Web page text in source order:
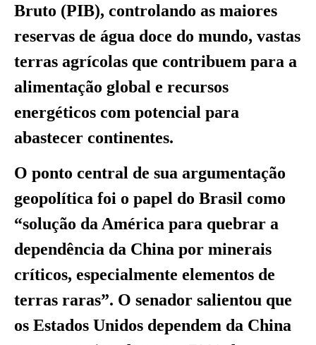
Bruto (PIB), controlando as maiores
reservas de água doce do mundo, vastas
terras agrícolas que contribuem para a
alimentação global e recursos
energéticos com potencial para
abastecer continentes.
O ponto central de sua argumentação
geopolítica foi o papel do Brasil como
“solução da América para quebrar a
dependência da China por minerais
críticos, especialmente elementos de
terras raras”. O senador salientou que
os Estados Unidos dependem da China